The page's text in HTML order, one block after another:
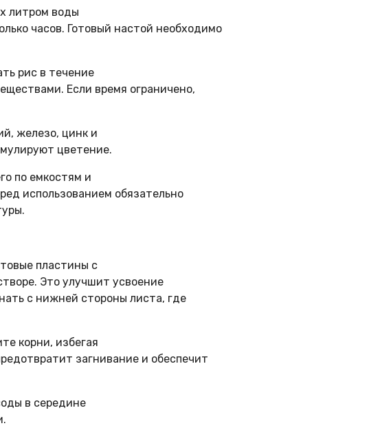
литром воды
часов. Готовый настой необходимо
рис в течение
Если время ограничено,
железо, цинк и
цветение.
по емкостям и
использованием обязательно
пластины с
Это улучшит усвоение
с нижней стороны листа, где
корни, избегая
загнивание и обеспечит
в середине